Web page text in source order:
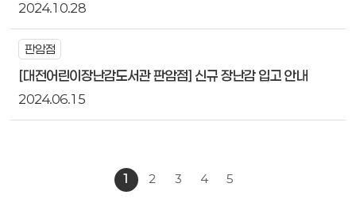
2024.10.28
판암점
[대전어린이장난감도서관 판암점] 신규 장난감 입고 안내
2024.06.15
1 2 3 4 5